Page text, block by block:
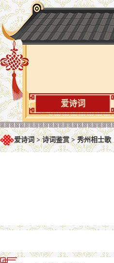
爱诗词
爱诗词 > 诗词鉴赏 > 秀州相士歌